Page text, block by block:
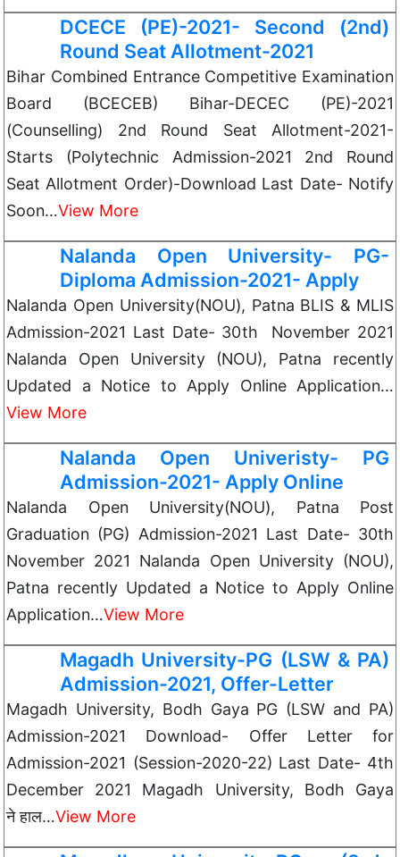
DCECE (PE)-2021- Second (2nd)
Round Seat Allotment-2021
Bihar Combined Entrance Competitive Examination
Board (BCECEB) Bihar-DECEC (PE)-2021
(Counselling) 2nd Round Seat Allotment-2021-
Starts (Polytechnic Admission-2021 2nd Round
Seat Allotment Order)-Download Last Date- Notify
Soon…View More
Nalanda Open University- PG-
Diploma Admission-2021- Apply
Nalanda Open University(NOU), Patna BLIS & MLIS
Admission-2021 Last Date- 30th November 2021
Nalanda Open University (NOU), Patna recently
Updated a Notice to Apply Online Application…
View More
Nalanda Open Univeristy- PG
Admission-2021- Apply Online
Nalanda Open University(NOU), Patna Post
Graduation (PG) Admission-2021 Last Date- 30th
November 2021 Nalanda Open University (NOU),
Patna recently Updated a Notice to Apply Online
Application…View More
Magadh University-PG (LSW & PA)
Admission-2021, Offer-Letter
Magadh University, Bodh Gaya PG (LSW and PA)
Admission-2021 Download- Offer Letter for
Admission-2021 (Session-2020-22) Last Date- 4th
December 2021 Magadh University, Bodh Gaya
ने हाल…View More